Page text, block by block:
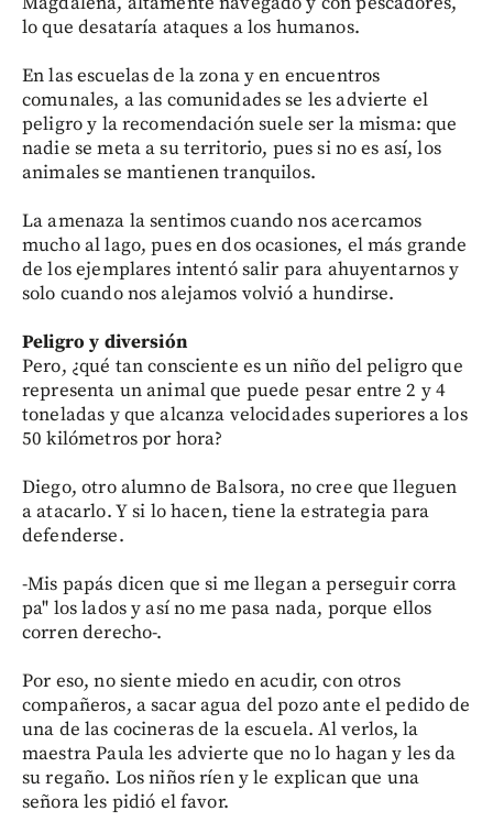
lo que desataría ataques a los humanos.
En las escuelas de la zona y en encuentros
comunales, a las comunidades se les advierte el
peligro y la recomendación suele ser la misma: que
nadie se meta a su territorio, pues si no es así, los
animales se mantienen tranquilos.
La amenaza la sentimos cuando nos acercamos
mucho al lago, pues en dos ocasiones, el más grande
de los ejemplares intentó salir para ahuyentarnos y
solo cuando nos alejamos volvió a hundirse.
Peligro y diversión
Pero, ¿qué tan consciente es un niño del peligro que
representa un animal que puede pesar entre 2 y 4
toneladas y que alcanza velocidades superiores a los
50 kilómetros por hora?
Diego, otro alumno de Balsora, no cree que lleguen
a atacarlo. Y si lo hacen, tiene la estrategia para
defenderse.
-Mis papás dicen que si me llegan a perseguir corra
pa" los lados y así no me pasa nada, porque ellos
corren derecho-.
Por eso, no siente miedo en acudir, con otros
compañeros, a sacar agua del pozo ante el pedido de
una de las cocineras de la escuela. Al verlos, la
maestra Paula les advierte que no lo hagan y les da
su regaño. Los niños ríen y le explican que una
señora les pidió el favor.